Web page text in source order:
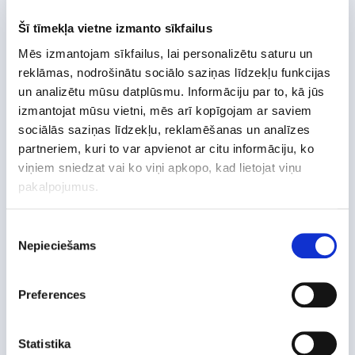
Šī tīmekļa vietne izmanto sīkfailus
Mēs izmantojam sīkfailus, lai personalizētu saturu un
reklāmas, nodrošinātu sociālo saziņas līdzekļu funkcijas
un analizētu mūsu datplūsmu. Informāciju par to, kā jūs
izmantojat mūsu vietni, mēs arī kopīgojam ar saviem
sociālās saziņas līdzekļu, reklamēšanas un analīzes
partneriem, kuri to var apvienot ar citu informāciju, ko
viņiem sniedzat vai ko viņi apkopo, kad lietojat viņu
pakalpojumus.
izvēle
Nepieciešams
Preferences
Statistika
Бизнес-хостинг
Нам доверяют
экономичный хостинг